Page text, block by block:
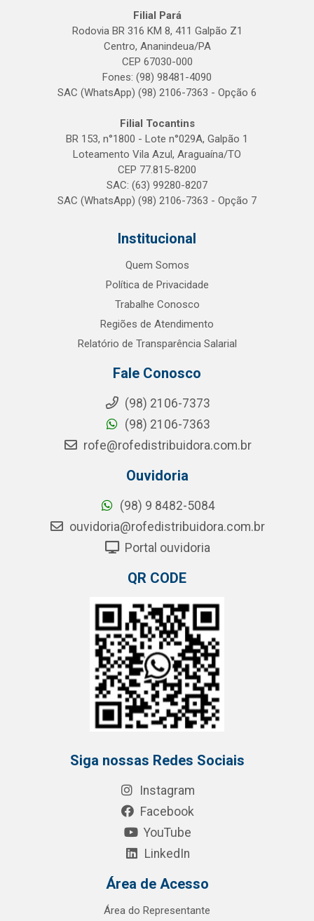
Filial Pará
Rodovia BR 316 KM 8, 411 Galpão Z1
Centro, Ananindeua/PA
CEP 67030-000
Fones: (98) 98481-4090
SAC (WhatsApp) (98) 2106-7363 - Opção 6
Filial Tocantins
BR 153, n°1800 - Lote n°029A, Galpão 1
Loteamento Vila Azul, Araguaína/TO
CEP 77.815-8200
SAC: (63) 99280-8207
SAC (WhatsApp) (98) 2106-7363 - Opção 7
Institucional
Quem Somos
Política de Privacidade
Trabalhe Conosco
Regiões de Atendimento
Relatório de Transparência Salarial
Fale Conosco
(98) 2106-7373
(98) 2106-7363
rofe@rofedistribuidora.com.br
Ouvidoria
(98) 9 8482-5084
ouvidoria@rofedistribuidora.com.br
Portal ouvidoria
QR CODE
Siga nossas Redes Sociais
Instagram
Facebook
YouTube
LinkedIn
Área de Acesso
Área do Representante